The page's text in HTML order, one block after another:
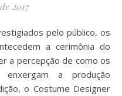
2017
a cerimônia do
a percepção de como os
a produção
o Costume Designer